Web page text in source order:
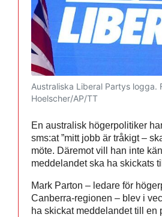
Australiska Liberal Partys logga.
Hoelscher/AP/TT
En australisk högerpolitiker
sms:at ”mitt jobb är tråkigt –
möte. Däremot vill han inte
meddelandet ska ha skickats
Mark Parton – ledare för
Canberra-regionen – blev i
ha skickat meddelandet till en